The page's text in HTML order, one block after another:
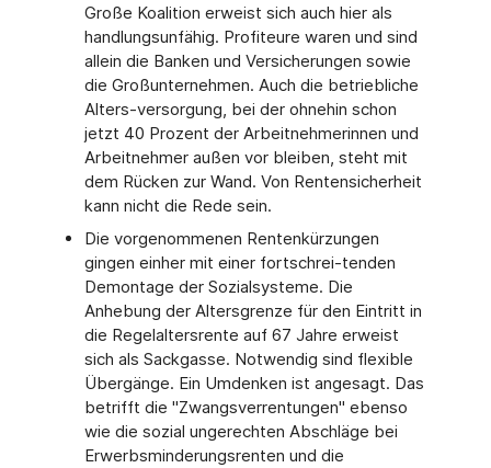
Große Koalition erweist sich auch hier als
handlungsunfähig. Profiteure waren und sind
allein die Banken und Versicherungen sowie
die Großunternehmen. Auch die betriebliche
Alters-versorgung, bei der ohnehin schon
jetzt 40 Prozent der Arbeitnehmerinnen und
Arbeitnehmer außen vor bleiben, steht mit
dem Rücken zur Wand. Von Rentensicherheit
kann nicht die Rede sein.
Die vorgenommenen Rentenkürzungen
gingen einher mit einer fortschrei-tenden
Demontage der Sozialsysteme. Die
Anhebung der Altersgrenze für den Eintritt in
die Regelaltersrente auf 67 Jahre erweist
sich als Sackgasse. Notwendig sind flexible
Übergänge. Ein Umdenken ist angesagt. Das
betrifft die "Zwangsverrentungen" ebenso
wie die sozial ungerechten Abschläge bei
Erwerbsminderungsrenten und die